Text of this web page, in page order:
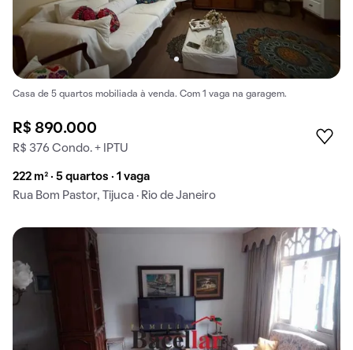
Casa de 5 quartos mobiliada à venda. Com 1 vaga na garagem.
R$ 890.000
R$ 376 Condo. + IPTU
222 m² · 5 quartos · 1 vaga
Rua Bom Pastor, Tijuca · Rio de Janeiro